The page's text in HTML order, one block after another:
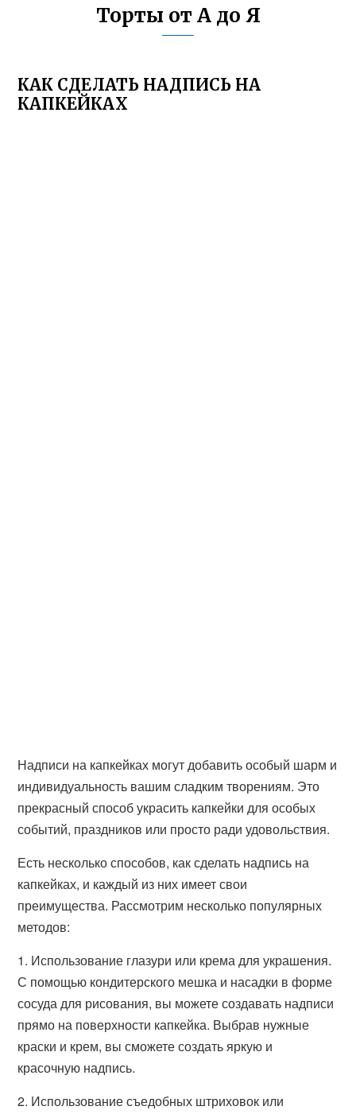
Торты от А до Я
КАК СДЕЛАТЬ НАДПИСЬ НА
КАПКЕЙКАХ
Надписи на капкейках могут добавить особый шарм и
индивидуальность вашим сладким творениям. Это
прекрасный способ украсить капкейки для особых
событий, праздников или просто ради удовольствия.
Есть несколько способов, как сделать надпись на
капкейках, и каждый из них имеет свои
преимущества. Рассмотрим несколько популярных
методов:
1. Использование глазури или крема для украшения.
С помощью кондитерского мешка и насадки в форме
сосуда для рисования, вы можете создавать надписи
прямо на поверхности капкейка. Выбрав нужные
краски и крем, вы сможете создать яркую и
красочную надпись.
2. Использование съедобных штриховок или